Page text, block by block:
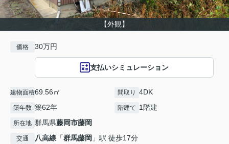
【外観】
価格 30万円
支払いシミュレーション
建物面積69.56㎡ 間取り 4DK
築年数 築62年 階建て 1階建
所在地 群馬県藤岡市藤岡
交通 八高線 「群馬藤岡 」駅 徒歩17分